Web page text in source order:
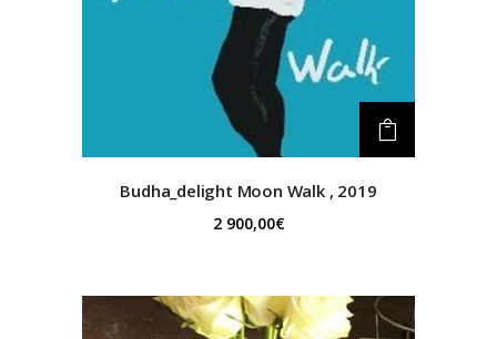
Budha_delight Moon Walk , 2019
2 900,00€